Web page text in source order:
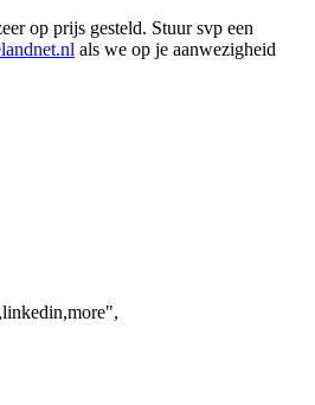
op prijs gesteld. Stuur svp een
als we op je aanwezigheid